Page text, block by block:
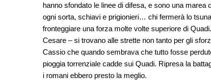
hanno sfondato le linee di difesa, e sono una
ogni sorta, schiavi e prigionieri… chi fermerà lo
fronteggiare una forza molte volte superiore di
Cesare – si trovano alle strette non tanto per gli
Cassio che quando sembrava che tutto fosse
pioggia torrenziale cadde sui Quadi. Ripresa la
i romani ebbero presto la meglio.